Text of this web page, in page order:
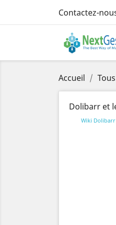
Contactez-
Accueil
Dolibarr et
Wiki Dolibarr